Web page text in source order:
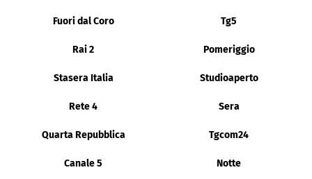
Fuori dal Coro Tg5
Rai 2 Pomeriggio
Stasera Italia Studioaperto
Rete 4 Sera
Quarta Repubblica Tgcom24
Canale 5 Notte